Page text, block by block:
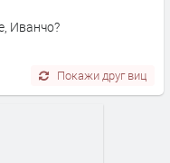
Иванчо?
Покажи друг виц